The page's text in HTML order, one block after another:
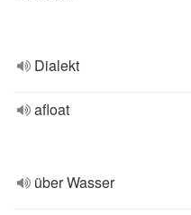
Dialekt
afloat
über Wasser